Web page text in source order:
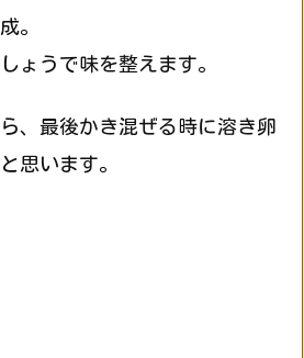
。
ょうで味を整えます。
、最後かき混ぜる時に溶き卵
思います。